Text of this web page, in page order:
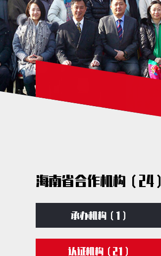
海南省合作机构（24）
承办机构（1）
认证机构（ 21 ）